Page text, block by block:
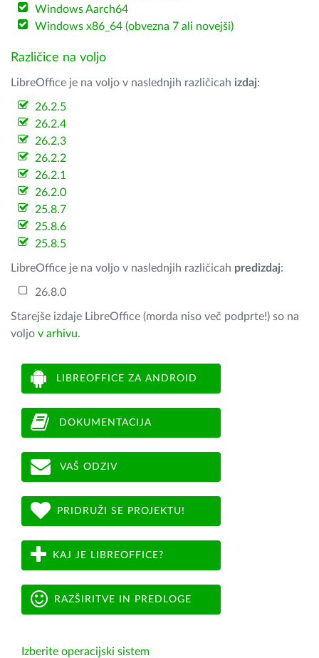
Windows Aarch64
Windows x86_64 (obvezna 7 ali novejši)
Različice na voljo
LibreOffice je na voljo v naslednjih različicah izdaj:
26.2.5
26.2.4
26.2.3
26.2.2
26.2.1
26.2.0
25.8.7
25.8.6
25.8.5
LibreOffice je na voljo v naslednjih različicah predizdaj:
26.8.0
Starejše izdaje LibreOffice (morda niso več podprte!) so na
voljo v arhivu.
LIBREOFFICE ZA ANDROID
DOKUMENTACIJA
VAŠ ODZIV
PRIDRUŽI SE PROJEKTU!
KAJ JE LIBREOFFICE?
RAZŠIRITVE IN PREDLOGE
Izberite operacijski sistem